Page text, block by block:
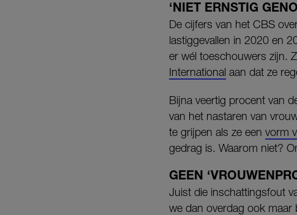
‘NIET ERNSTIG
De cijfers van het CBS
lastiggevallen in 2020 en
er wél toeschouwers zijn.
International aan dat ze
Bijna veertig procent van
van het nastaren van
te grijpen als ze een vorm
gedrag is. Waarom niet?
GEEN
Juist die inschattingsfout
we dan overdag ook maar